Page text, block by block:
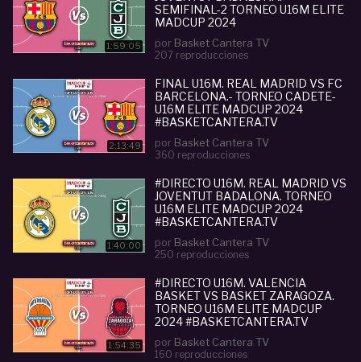
1:59:05
SEMIFINAL-2 TORNEO U16M ELITE
MADCUP 2024
por Basket Cantera TV
207 reproducciones
2:13:49
FINAL U16M. REAL MADRID VS FC
BARCELONA.- TORNEO CADETE-
U16M ELITE MADCUP 2024
#BASKETCANTERA.TV
por Basket Cantera TV
360 reproducciones
1:40:00
#DIRECTO U16M. REAL MADRID VS
JOVENTUT BADALONA. TORNEO
U16M ELITE MADCUP 2024
#BASKETCANTERA.TV
por Basket Cantera TV
250 reproducciones
1:54:35
#DIRECTO U16M. VALENCIA
BASKET VS BASKET ZARAGOZA.
TORNEO U16M ELITE MADCUP
2024 #BASKETCANTERA.TV
por Basket Cantera TV
160 reproducciones